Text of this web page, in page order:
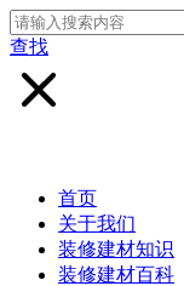
查找
首页
关于我们
装修建材知识
装修建材百科